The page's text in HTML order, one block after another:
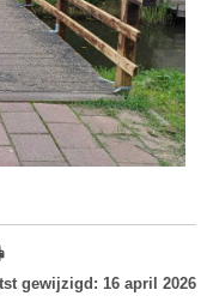
gewijzigd: 16 april 2026